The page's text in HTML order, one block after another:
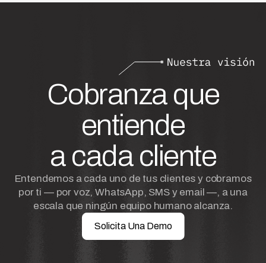
Cobranza que
entiende
a cada cliente
Entendemos a cada uno de tus clientes y cobramos
por ti — por voz, WhatsApp, SMS y email —, a una
escala que ningún equipo humano alcanza.
Solicita Una Demo